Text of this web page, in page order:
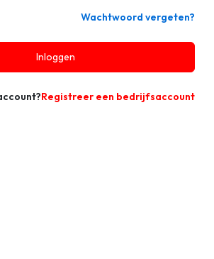
Wachtwoord vergeten?
Inloggen
Registreer een bedrijfsaccount